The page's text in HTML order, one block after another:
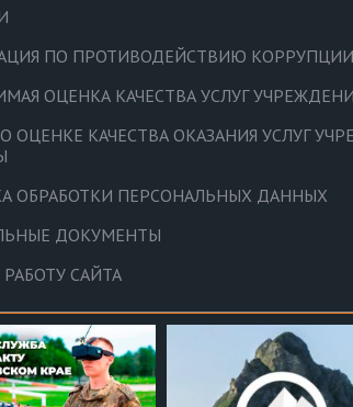
ПО ПРОТИВОДЕЙСТВИЮ КОРРУПЦИИ
ОЦЕНКА КАЧЕСТВА УСЛУГ
ОЦЕНКЕ КАЧЕСТВА ОКАЗАНИЯ УСЛУГ
ОБРАБОТКИ ПЕРСОНАЛЬНЫХ ДАННЫХ
ДОКУМЕНТЫ
САЙТА